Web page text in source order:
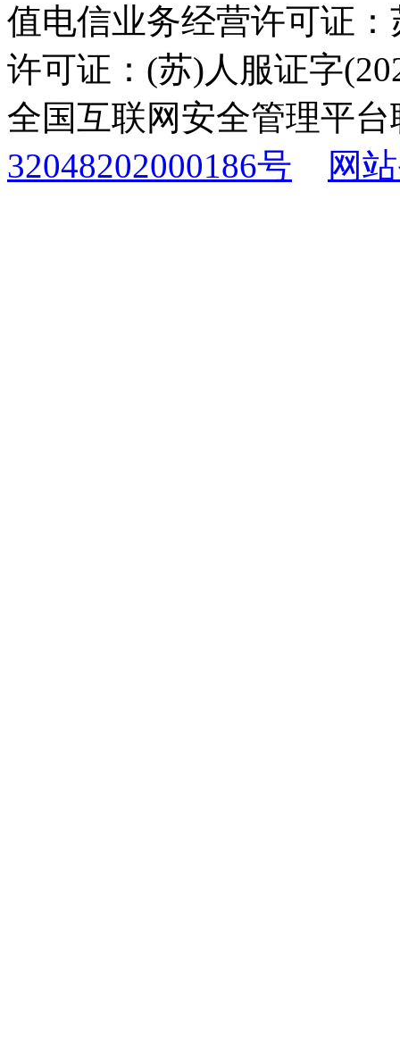
值电信业务经营许可证
许可证：(苏)人服证字
全国互联网安全管理平
32048202000186号
网